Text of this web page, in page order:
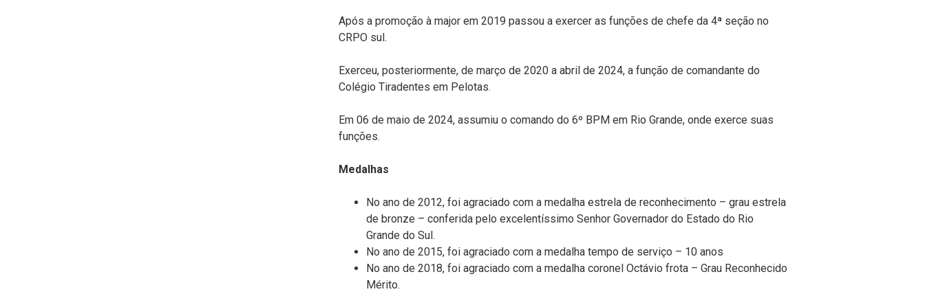
Após a promoção à major em 2019 passou a exercer as funções de chefe da 4ª seção no
CRPO sul.
Exerceu, posteriormente, de março de 2020 a abril de 2024, a função de comandante do
Colégio Tiradentes em Pelotas.
Em 06 de maio de 2024, assumiu o comando do 6º BPM em Rio Grande, onde exerce suas
funções.
Medalhas
No ano de 2012, foi agraciado com a medalha estrela de reconhecimento – grau estrela
de bronze – conferida pelo excelentíssimo Senhor Governador do Estado do Rio
Grande do Sul.
No ano de 2015, foi agraciado com a medalha tempo de serviço – 10 anos
No ano de 2018, foi agraciado com a medalha coronel Octávio frota – Grau Reconhecido
Mérito.